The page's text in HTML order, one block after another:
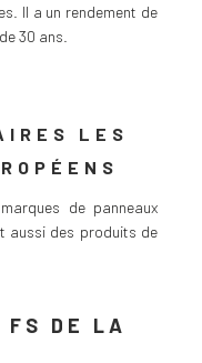
Il a un rendement de
30 ans.
LES
de panneaux
aussi des produits de
FS DE LA